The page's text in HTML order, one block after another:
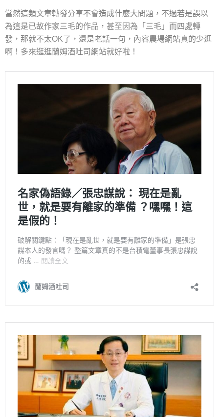
當然這類文章轉發分享不會造成什麼大問題，不過若是誤以
為這是已故作家三毛的作品，甚至因為「三毛」而四處轉
發，那就不太OK了，還是老話一句，內容農場網站真的少逛
啊！多來逛逛蘭姆酒吐司網站就好啦！